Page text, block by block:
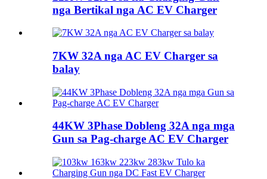
nga Bertikal nga AC EV Charger
7KW 32A nga AC EV Charger sa
balay
44KW 3Phase Dobleng 32A nga mga
Gun sa Pag-charge AC EV Charger